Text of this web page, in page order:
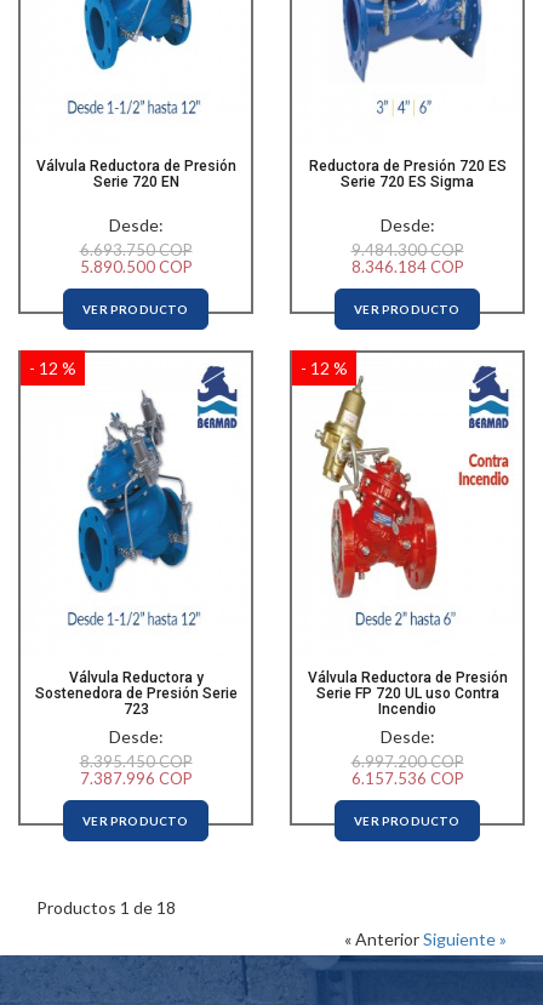
Válvula Reductora de Presión
Serie 720 EN
Desde:
6.693.750 COP
5.890.500 COP
VER PRODUCTO
Reductora de Presión 720 ES
Serie 720 ES Sigma
Desde:
9.484.300 COP
8.346.184 COP
VER PRODUCTO
Válvula Reductora y
Sostenedora de Presión Serie
723
- 12 %
Desde:
8.395.450 COP
7.387.996 COP
VER PRODUCTO
Válvula Reductora de Presión
Serie FP 720 UL uso Contra
Incendio
- 12 %
Desde:
6.997.200 COP
6.157.536 COP
VER PRODUCTO
Productos 1 de 18
« AnteriorSiguiente »